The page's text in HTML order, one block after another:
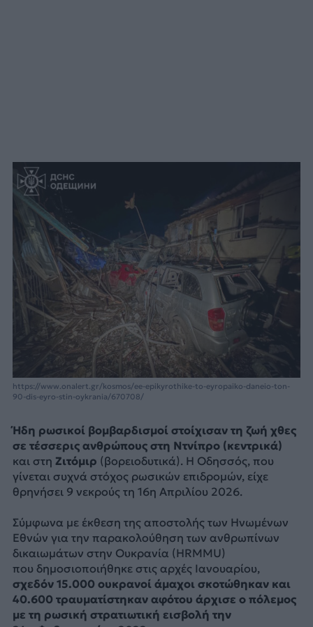
https://www.onalert.gr/kosmos/ee-epikyrothike-to-eyropaiko-daneio-ton-
90-dis-eyro-stin-oykrania/670708/
Ήδη ρωσικοί βομβαρδισμοί στοίχισαν τη ζωή χθες
σε τέσσερις ανθρώπους στη Ντνίπρο (κεντρικά)
και στη Ζιτόμιρ (βορειοδυτικά). Η Οδησσός, που
γίνεται συχνά στόχος ρωσικών επιδρομών, είχε
θρηνήσει 9 νεκρούς τη 16η Απριλίου 2026.
Σύμφωνα με έκθεση της αποστολής των Ηνωμένων
Εθνών για την παρακολούθηση των ανθρωπίνων
δικαιωμάτων στην Ουκρανία (HRMMU)
που δημοσιοποιήθηκε στις αρχές Ιανουαρίου,
σχεδόν 15.000 ουκρανοί άμαχοι σκοτώθηκαν και
40.600 τραυματίστηκαν αφότου άρχισε ο πόλεμος
με τη ρωσική στρατιωτική εισβολή την